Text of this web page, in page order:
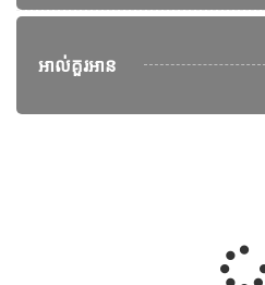
អាល់គួរអាន